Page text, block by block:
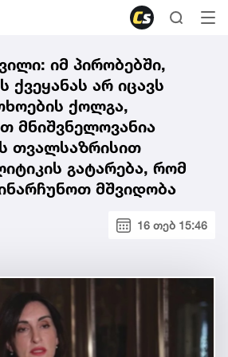
იმ პირობებში,
ქვეყანას არ იცავს
ქოლგა,
მნიშვნელოვანია
თვალსაზრისით
გატარება, რომ
მშვიდობა
16 თებ 15:46